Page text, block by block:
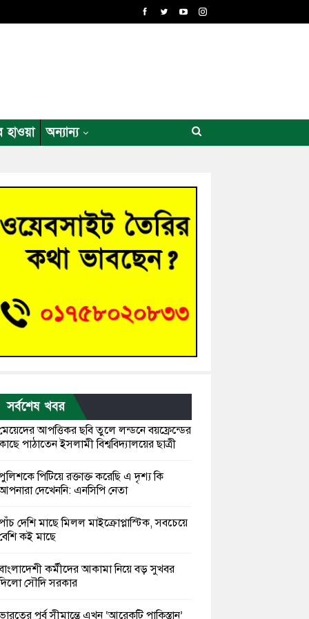
হাওয়া অন্যান্য
সর্বশেষ খবর
আপত্তিকর ছবি তুলে লন্ডনে বয়ফ্রেন্ডের
পাঠাতেন ইসলামী বিশ্ববিদ্যালয়ের ছাত্রী
পিটিয়ে রক্তাক্ত করেছি এ দৃশ্য কি
দেখেননি: এনসিপি নেতা
দেশি মাছে মিলল মাইক্রোপ্লাস্টিক, সবচেয়ে
কই মাছে
কর্মীদের আকামা নিয়ে বড় সুখবর
সৌদি সরকার
পূর্ব সীমান্তে এখন ‘আরেকটি পাকিস্তান’